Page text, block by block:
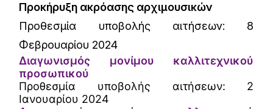
Προκήρυξη ακρόασης αρχιμουσικών
Προθεσμία υποβολής αιτήσεων: 8
Φεβρουαρίου 2024
Διαγωνισμός μονίμου καλλιτεχνικού
προσωπικού
Προθεσμία υποβολής αιτήσεων: 2
Ιανουαρίου 2024